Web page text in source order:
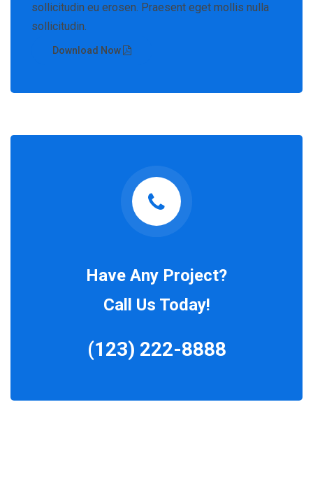
sollicitudin eu erosen. Praesent eget mollis nulla
sollicitudin.
Download Now
Have Any Project?
Call Us Today!
(123) 222-8888